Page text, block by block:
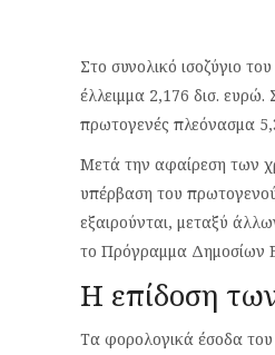
Στο συνολικό ισοζύγιο
έλλειμμα 2,176 δισ. ευρώ.
πρωτογενές πλεόνασμα
Μετά την αφαίρεση των
υπέρβαση του
εξαιρούνται, μεταξύ
το Πρόγραμμα Δημοσίων
Η επίδοση
Τα φορολογικά έσοδα